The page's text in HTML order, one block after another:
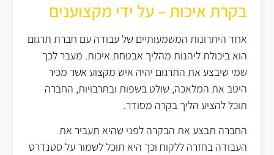
בקרת איכות – על ידי מקצוענים
אחד היתרונות המשמעותיים של עבודה עם חברת תרגום
הוא ביכולת ליהנות מהליך אבטחת איכות. מעבר לכך
שמי שיבצע את התרגום יהיה איש מקצוע אשר מכיר
היטב את המלאכה, שולט בשפות ובתרבויות, החברה
תוכל להציע הליך בקרה מסודר.
החברה תבצע את הבקרה לפני שהיא תעביר את
העבודה בחזרה ללקוח וכך היא תוכל לשמור על סטנדרט